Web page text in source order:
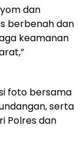
dan
berbenah dan
keamanan
foto bersama
serta
Polres dan